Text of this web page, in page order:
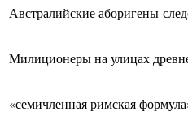
Австралийские аборигены-
Милиционеры на улицах
«семичленная римская